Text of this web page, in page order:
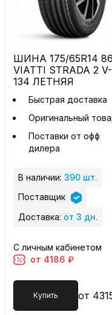
ШИНА 175/65R14
VIATTI STRADA 2 V-
134 ЛЕТНЯЯ
Быстрая доставка
Оригинальный
Поставки от офф
дилера
В наличии: 390 шт.
Поставщик
Доставка: от 3 дн.
С личным кабинетом
от 4186 ₽
Купить от